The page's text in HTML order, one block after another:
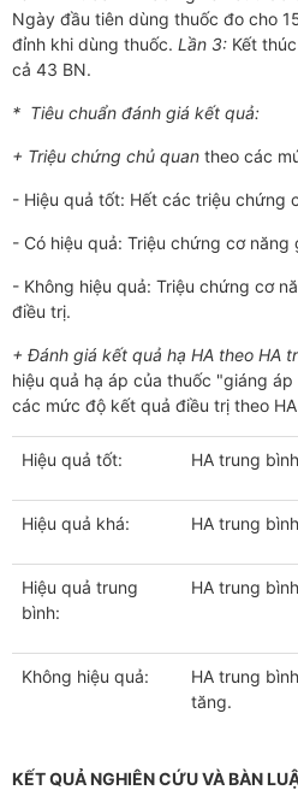
Ngày đầu tiên dùng thuốc đo cho
đỉnh khi dùng thuốc. Lần 3: Kết
cả 43 BN.
* Tiêu chuẩn đánh giá kết quả:
+ Triệu chứng chủ quan theo các
- Hiệu quả tốt: Hết các triệu chứng
- Có hiệu quả: Triệu chứng cơ năng
- Không hiệu quả: Triệu chứng cơ
điều trị.
+ Đánh giá kết quả hạ HA theo HA
hiệu quả hạ áp của thuốc "giáng
các mức độ kết quả điều trị theo
Hiệu quả tốt: HA trung
Hiệu quả khá: HA trung
Hiệu quả trung
bình:
HA trung
Không hiệu quả:
HA trung
tăng.
KẾT QUẢ NGHIÊN CỨU VÀ BÀN